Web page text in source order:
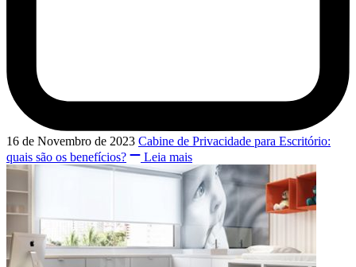
16 de Novembro de 2023 Cabine de Privacidade para Escritório:
quais são os benefícios?
Leia mais